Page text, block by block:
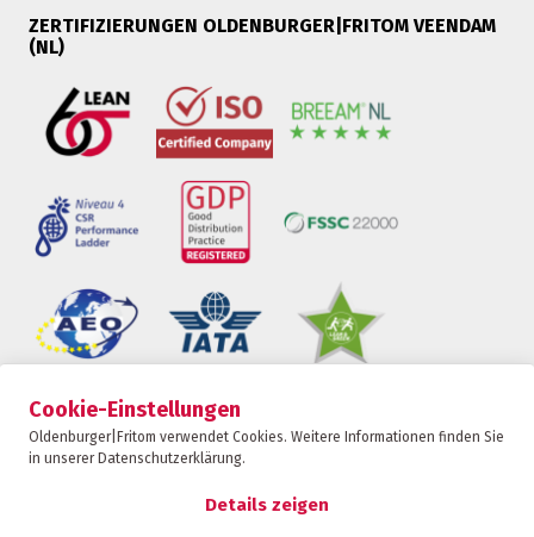
Cookie-Einstellungen
Oldenburger|Fritom verwendet Cookies. Weitere Informationen finden Sie
in unserer Datenschutzerklärung.
Details zeigen
ZERTIFIZIERUNGEN OLDENBURGER|FRITOM VEENDAM
(NL)
Oldenburger|Fritom ist Teil der Fritom Group
Datenschutz-Bestimmungen